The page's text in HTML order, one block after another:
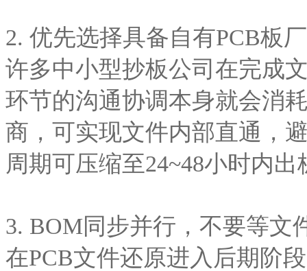
2. 优先选择具备自有PCB板
许多中小型抄板公司在完成
环节的沟通协调本身就会消
商，可实现文件内部直通，
周期可压缩至24~48小时内出
3. BOM同步并行，不要等文
在PCB文件还原进入后期阶